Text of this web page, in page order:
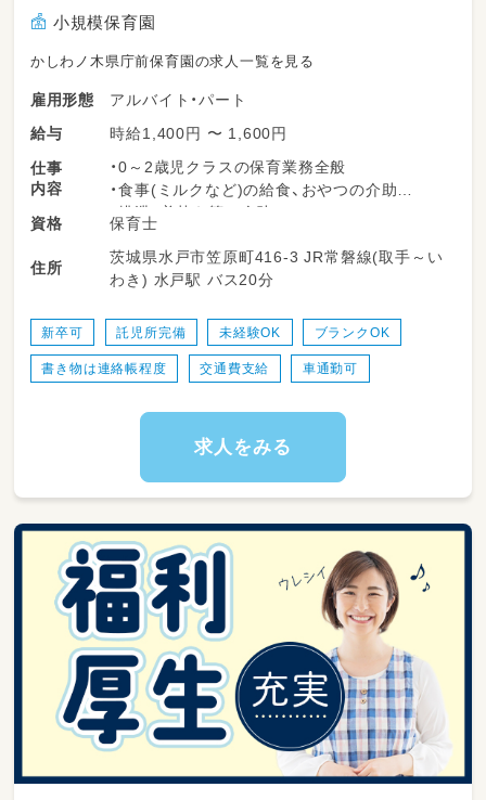
小規模保育園
かしわノ木県庁前保育園の求人一覧を見る
雇用形態
アルバイト・パート
給与
時給1,400円 〜 1,600円
仕事
内容
・0～2歳児クラスの保育業務全般
・食事(ミルクなど)の給食、おやつの介助
・排泄、着替え等の介助
・屋外・室内の消毒・清掃
※ブランクある方、未経験の方も歓迎
資格 保育士
住所
茨城県水戸市笠原町416-3 JR常磐線(取手～い
わき) 水戸駅 バス20分
新卒可 託児所完備 未経験OK ブランクOK
書き物は連絡帳程度 交通費支給 車通勤可
求人をみる